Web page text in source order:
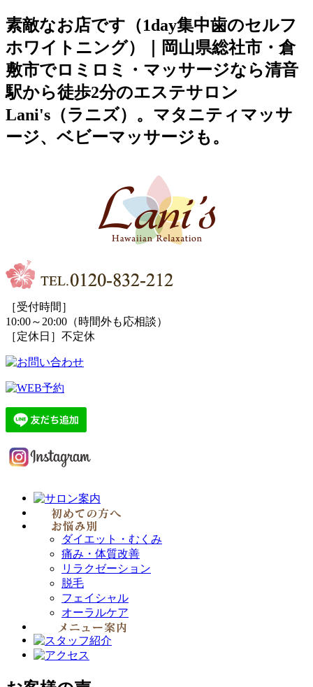
素敵なお店です（1day集中歯のセルフ
ホワイトニング）｜岡山県総社市・倉
敷市でロミロミ・マッサージなら清音
駅から徒歩2分のエステサロン
Lani's（ラニズ）。マタニティマッサ
ージ、ベビーマッサージも。
［受付時間］
10:00～20:00（時間外も応相談）
［定休日］不定休
ダイエット・むくみ
痛み・体質改善
リラクゼーション
脱毛
フェイシャル
オーラルケア